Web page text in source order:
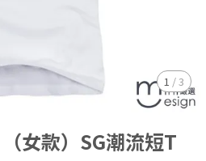
1 /3
女款）SG潮流短T